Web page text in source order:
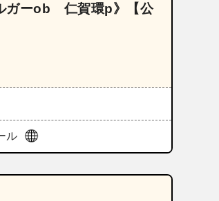
ガーob 仁賀環p》【公
ル